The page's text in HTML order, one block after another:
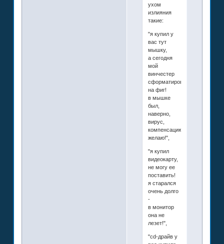
ухом
излияния
такие:
"я купил у
вас тут
мышку,
а сегодня
мой
винчестер
сформатировался
на фиг!
в мышке
был,
наверно,
вирус,
компенсацию
желаю!",
"я купил
видеокарту,
не могу ее
поставить!
я старался
очень долго
-
в монитор
она не
лезет!",
"cd-драйв у